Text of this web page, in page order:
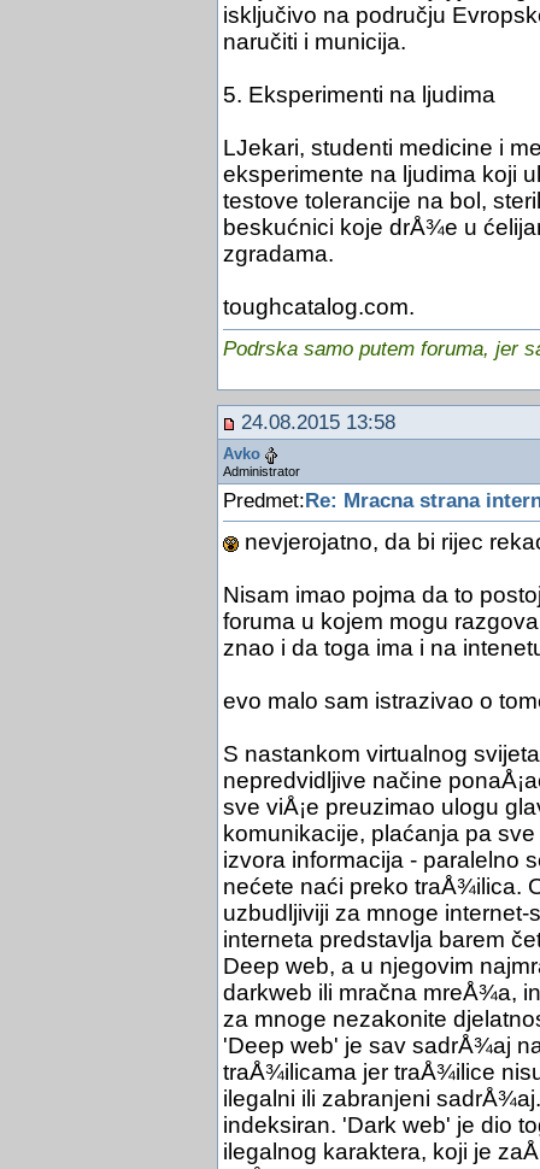
isključivo na području
naručiti i municija.
5. Eksperimenti na ljudima
LJekari, studenti medicine i
eksperimente na ljudima koji
testove tolerancije na bol,
beskućnici koje drÅ¾e u
zgradama.
toughcatalog.com.
Podrska samo putem foruma, jer
24.08.2015 13:58
Avko
Administrator
Predmet:Re: Mracna strana
nevjerojatno, da bi rijec
Nisam imao pojma da to
foruma u kojem mogu
znao i da toga ima i na
evo malo sam istrazivao o
S nastankom virtualnog
nepredvidljive načine
sve viÅ¡e preuzimao ulogu
komunikacije, plaćanja pa
izvora informacija - paralelno
nećete naći preko traÅ¾ilica.
uzbudljiviji za mnoge internet-
interneta predstavlja barem
Deep web, a u njegovim
darkweb ili mračna mreÅ¾a,
za mnoge nezakonite
'Deep web' je sav sadrÅ¾aj
traÅ¾ilicama jer traÅ¾ilice
ilegalni ili zabranjeni
indeksiran. 'Dark web' je dio
ilegalnog karaktera, koji je